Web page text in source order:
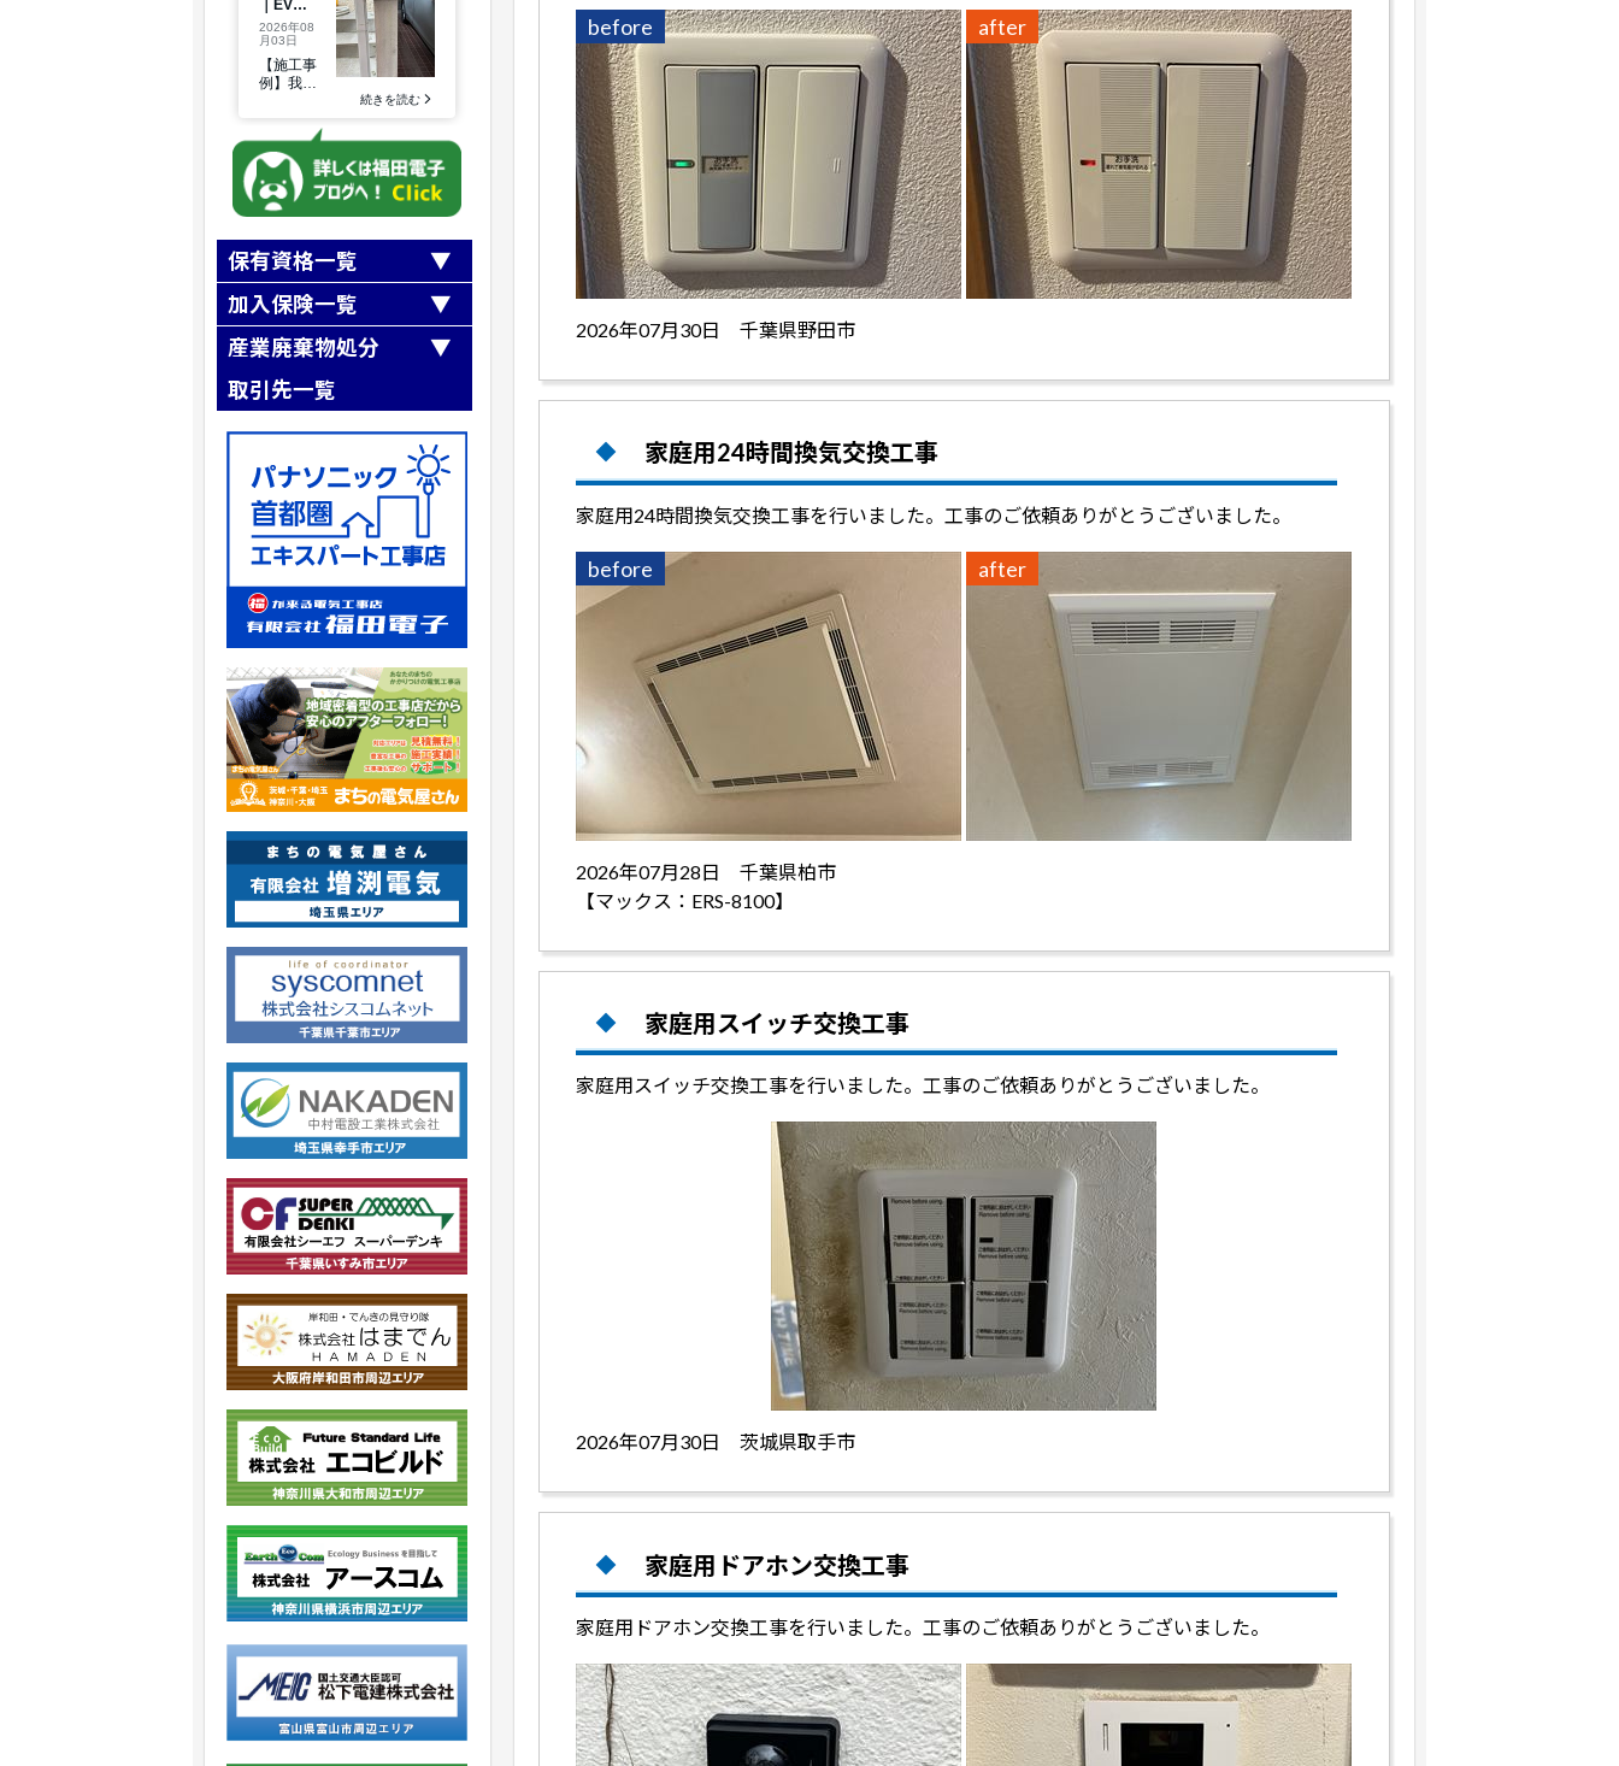
保有資格一覧
第一種電気工事士
第二種電気工事士
職長・安全衛生責任者
高所作業車運転技能講習
アーク溶接
小型移動式クレーン運転技能
玉掛け技能講習
自由研削といし
石綿（アスベスト）作業主任者
建築物石綿含有建材調査者
加入保険一覧
全日本電気工事業工業組合連合会
全日本電気工事業工業組合連合会
『業務災害補償制度』
SR茨城県労働保険事務組合加入
建設業退職金共済事業加入
産業廃棄物処分
取引先一覧
クリーンテックシオガイ（株）
株式会社リフレックス
株式会社ニシノ産業
株式会社NIPPO
株式会社フルヤ建商
before after
2026年07月30日 千葉県野田市
家庭用24時間換気交換工事
家庭用24時間換気交換工事を行いました。工事のご依頼ありがとうございました。
before after
2026年07月28日 千葉県柏市
【マックス：ERS-8100】
家庭用スイッチ交換工事
家庭用スイッチ交換工事を行いました。工事のご依頼ありがとうございました。
2026年07月30日 茨城県取手市
家庭用ドアホン交換工事
家庭用ドアホン交換工事を行いました。工事のご依頼ありがとうございました。